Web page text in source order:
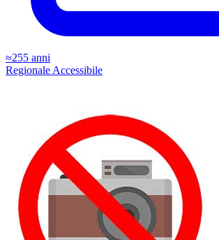
≈255 anni
Regionale Accessibile